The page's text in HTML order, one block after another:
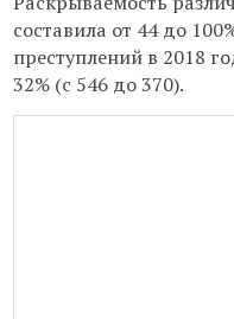
составила от 44 до
преступлений в 2018
32% (с 546 до 370).